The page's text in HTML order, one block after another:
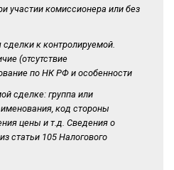
участии комиссионера или без
к контролируемой.
(отсутствие
по НК РФ и особенности
сделке: группа или
код стороны
цены и т.д. Сведения о
статьи 105 Налогового